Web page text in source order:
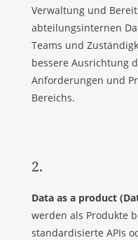
Verwaltung und
abteilungsinternen
Teams und
bessere Ausrichtung
Anforderungen und
Bereichs.
2.
Data as a product
werden als Produkte
standardisierte APIs